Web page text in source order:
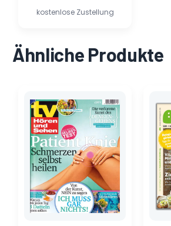
kostenlose Zustellung
Ähnliche Produkte